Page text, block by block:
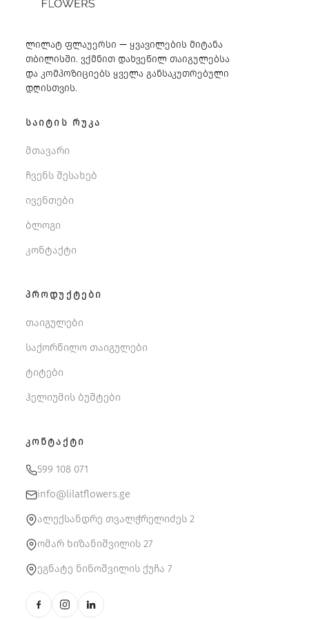
ლილატ ფლაუერსი — ყვავილების მიტანა
თბილისში. ვქმნით დახვეწილ თაიგულებსა
და კომპოზიციებს ყველა განსაკუთრებული
დღისთვის.
ᲡᲐᲘᲢᲘᲡ ᲠᲣᲙᲐ
მთავარი
ჩვენს შესახებ
ივენთები
ბლოგი
კონტაქტი
ᲞᲠᲝᲓᲣᲥᲢᲔᲑᲘ
თაიგულები
საქორწილო თაიგულები
ტიტები
ჰელიუმის ბუშტები
ᲙᲝᲜᲢᲐᲥᲢᲘ
599 108 071
info@lilatflowers.ge
ალექსანდრე თვალჭრელიძეს 2
ომარ ხიზანიშვილის 27
ეგნატე ნინოშვილის ქუჩა 7